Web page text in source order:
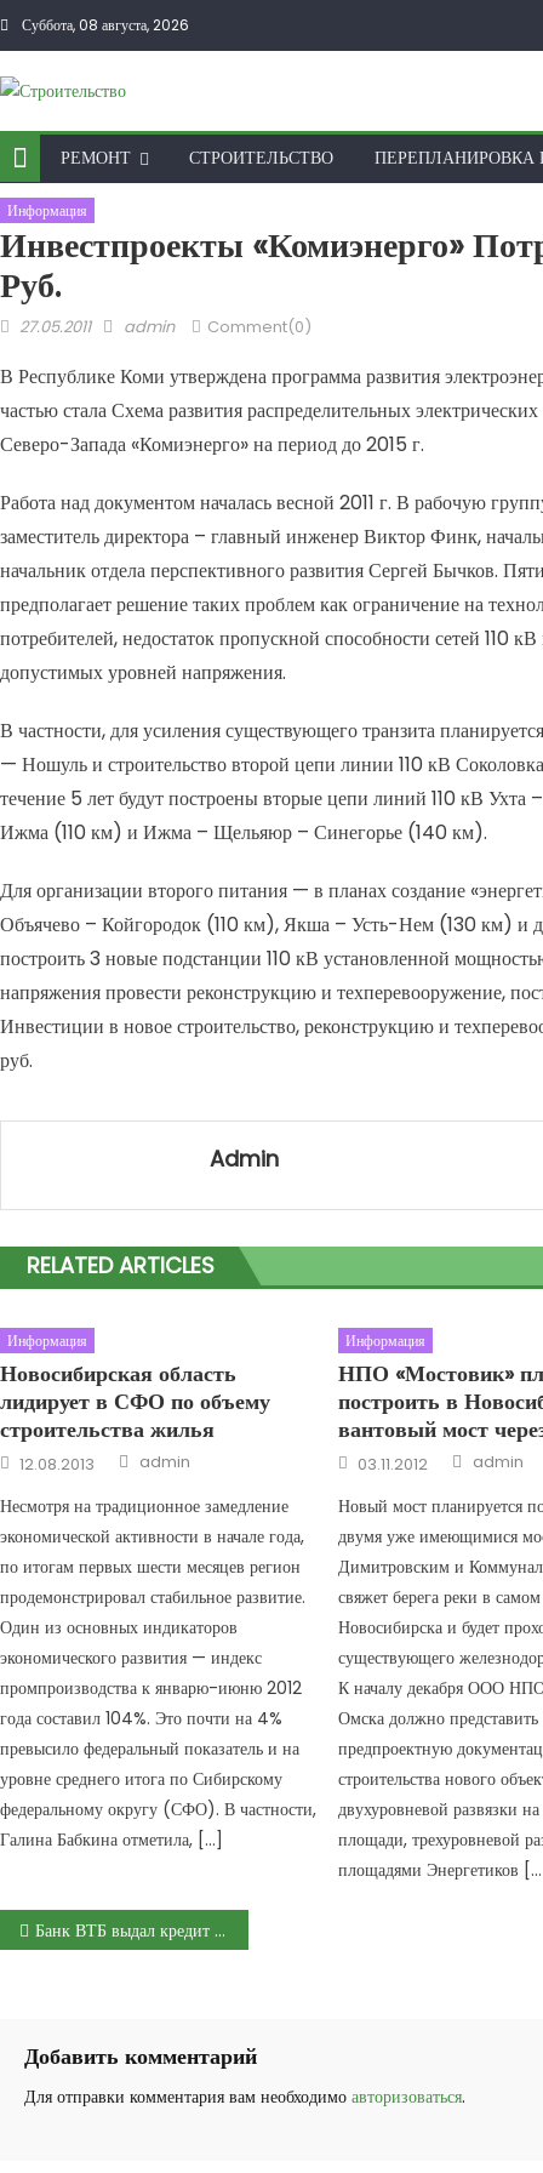
Skip to content
Суббота, 08 августа, 2026
РЕМОНТ СТРОИТЕЛЬСТВО ПЕРЕПЛАНИРОВКА
Информация
Инвестпроекты «Комиэнерго»
Руб.
Posted on
27.05.2011 Author
admin Comment(0)
В Республике Коми утверждена программа развития
частью стала Схема развития распределительных
Северо-Запада «Комиэнерго» на период до 2015 г.
Работа над документом началась весной 2011 г. В рабочую
заместитель директора – главный инженер Виктор Финк,
начальник отдела перспективного развития Сергей Бычков.
предполагает решение таких проблем как ограничение на
потребителей, недостаток пропускной способности сетей 110
допустимых уровней напряжения.
В частности, для усиления существующего транзита
— Ношуль и строительство второй цепи линии 110 кВ
течение 5 лет будут построены вторые цепи линий 110 кВ
Ижма (110 км) и Ижма – Щельяюр – Синегорье (140 км).
Для организации второго питания — в планах создание
Объячево – Койгородок (110 км), Якша – Усть-Нем (130 км) и
построить 3 новые подстанции 110 кВ установленной
напряжения провести реконструкцию и техперевооружение,
Инвестиции в новое строительство, реконструкцию и
руб.
Admin
RELATED ARTICLES
Информация
Новосибирская область
лидирует в СФО по объему
строительства жилья
Posted on
12.08.2013 Author
admin
Несмотря на традиционное замедление
экономической активности в начале года,
по итогам первых шести месяцев регион
продемонстрировал стабильное развитие.​
Один из основных индикаторов
экономического развития — индекс
промпроизводства к январю-июню 2012
года составил 104%. Это почти на 4%
превысило федеральный показатель и на
уровне среднего итога по Сибирскому
федеральному округу (СФО). В частности,
Галина Бабкина отметила, […]
Информация
НПО «Мостовик»
построить в
вантовый мост
Posted on
03.11.2012 Author
admin
Новый мост планируется
двумя уже имеющимися
Димитровским и
свяжет берега реки в
Новосибирска и будет
существующего
К началу декабря ООО
Омска должно представить
предпроектную
строительства нового
двухуровневой развязки
площади, трехуровневой
площадями Энергетиков
Навигация по записям
Банк ВТБ выдал кредит на реконструкцию школы в Выборге
Добавить комментарий
Для отправки комментария вам необходимо авторизоваться.